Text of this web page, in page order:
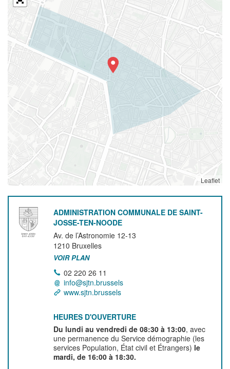
Leaflet
ADMINISTRATION COMMUNALE DE SAINT-
JOSSE-TEN-NOODE
Av. de l’Astronomie 12-13
1210 Bruxelles
VOIR PLAN
02 220 26 11
info@sjtn.brussels
www.sjtn.brussels
HEURES D'OUVERTURE
Du lundi au vendredi de 08:30 à 13:00, avec
une permanence du Service démographie (les
services Population, État civil et Étrangers) le
mardi, de 16:00 à 18:30.